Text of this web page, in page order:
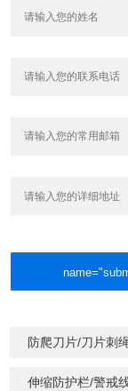
防爬刀片/刀片刺
伸缩防护栏/警戒